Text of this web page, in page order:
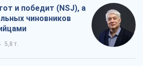
и победит (NSJ), а
чиновников
5,8 т.